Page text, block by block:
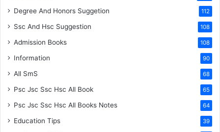
Degree And Honors Suggetion 112
Ssc And Hsc Suggestion 108
Admission Books 108
Information 90
All SmS 68
Psc Jsc Ssc Hsc All Book 65
Psc Jsc Ssc Hsc All Books Notes 64
Education Tips 39